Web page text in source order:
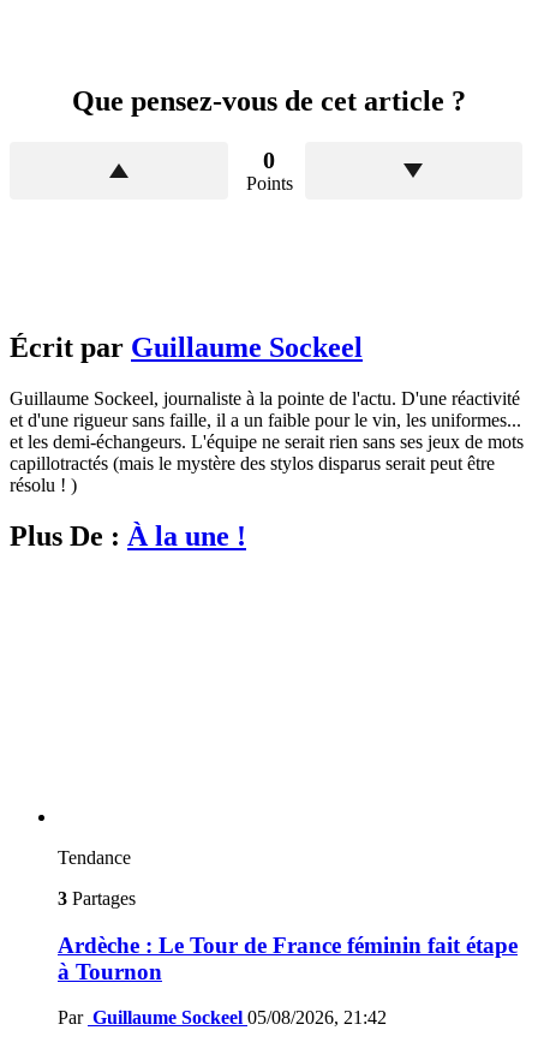
Que pensez-vous de cet article ?
0
Points
Écrit par Guillaume Sockeel
Guillaume Sockeel, journaliste à la pointe de l'actu. D'une réactivité
et d'une rigueur sans faille, il a un faible pour le vin, les uniformes...
et les demi-échangeurs. L'équipe ne serait rien sans ses jeux de mots
capillotractés (mais le mystère des stylos disparus serait peut être
résolu ! )
Plus De : À la une !
Tendance
3 Partages
Ardèche : Le Tour de France féminin fait étape
à Tournon
Par Guillaume Sockeel 05/08/2026, 21:42